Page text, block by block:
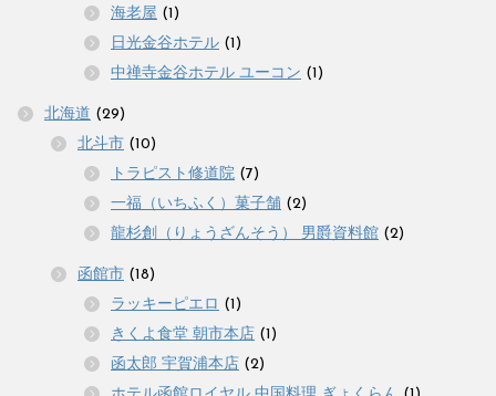
海老屋 (1)
日光金谷ホテル (1)
中禅寺金谷ホテル ユーコン (1)
北海道 (29)
北斗市 (10)
トラピスト修道院 (7)
一福（いちふく）菓子舗 (2)
龍杉創（りょうざんそう） 男爵資料館 (2)
函館市 (18)
ラッキーピエロ (1)
きくよ食堂 朝市本店 (1)
函太郎 宇賀浦本店 (2)